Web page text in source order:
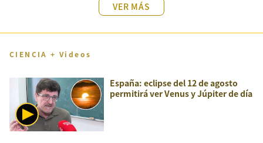
VER MÁS
CIENCIA + Videos
España: eclipse del 12 de agosto
permitirá ver Venus y Júpiter de día